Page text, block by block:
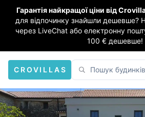
Гарантія найкращої ціни від
для відпочинку знайшли дешевше?
через LiveChat або електронну
100 € дешевше!
CROVILLAS